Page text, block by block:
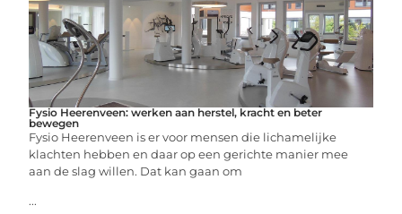
Fysio Heerenveen: werken aan herstel, kracht en beter
bewegen
Fysio Heerenveen is er voor mensen die lichamelijke
klachten hebben en daar op een gerichte manier mee
aan de slag willen. Dat kan gaan om
...